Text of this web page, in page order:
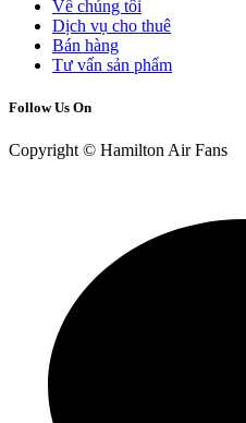
Về chúng tôi
Dịch vụ cho thuê
Bán hàng
Tư vấn sản phẩm
Follow Us On
Copyright © Hamilton Air Fans